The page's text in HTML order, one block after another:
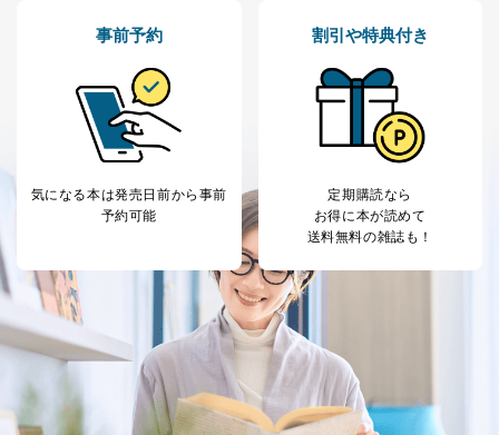
ません。ただし、次の場合は除きます。
法令に基づく場合
人の生命､身体または財産の保護のために必要がある
場合であって、本人の同意を得ることが困難であると
き。
公衆衛生の向上または児童の健全な育成の推進のため
とが困難である場合。
国の機関もしくは地方公共団体またはその委託を受け
た者が法令の定める事務を遂行することに対して協力
する必要がある場合であって、本人の同意を得ること
により当該事務の遂行に支障を及ぼすおそれがあると
上記２．の利用目的を実施するために守秘義務を結ん
だ企業に、業務の一部として個人情報の取扱いを委
託・提供する場合、その業務に必要な範囲で委託・提
供先企業に個人情報を開示することがあります。
委託・提供先企業は具体的には以下のような企業です
が、これらに限りません。
事前予約
気になる本は発売日前から事前
予約可能
割引や特典付き
定期購読なら
お得に本が読めて
送料無料の雑誌も！